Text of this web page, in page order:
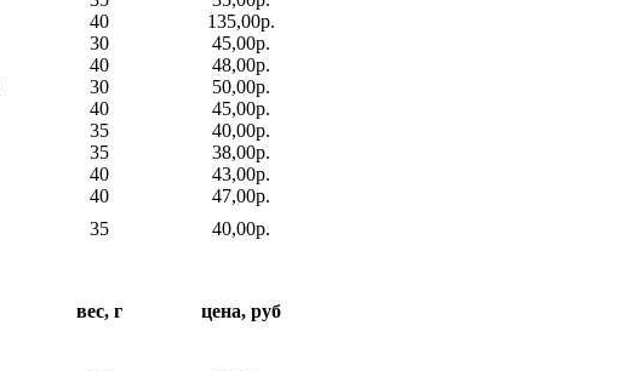
40
135,00р.
30
45,00р.
40
48,00р.
30
50,00р.
40
45,00р.
35
40,00р.
35
38,00р.
40
43,00р.
40
47,00р.
35 40,00р.
вес, г цена, руб